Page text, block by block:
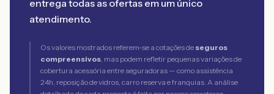
entrega todas as ofertas em um único
atendimento.
Os valores mostrados referem-se a cotações de seguros
compreensivos, mas podem refletir pequenas variações de
cobertura acessória entre seguradoras — como assistência
24h, reposição de vidros, carro reserva e franquias. A análise